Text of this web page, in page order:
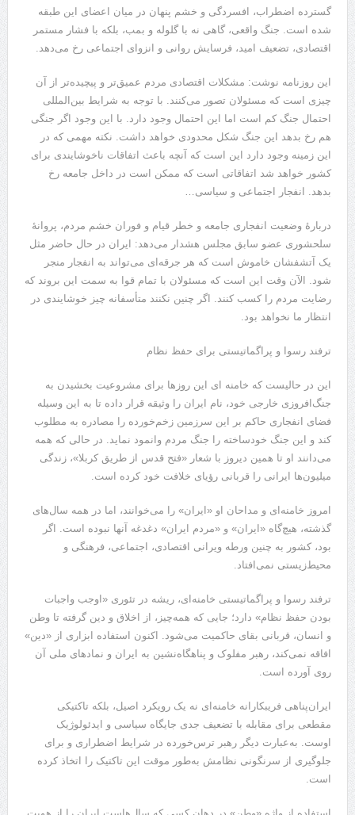
گسترده اضطراب، افسردگی و خشم پنهان در میان اعضای این طبقه
شده است. جنگ واقعی، گاهی نه با گلوله و بمب، بلکه با فشار مستمر
اقتصادی، تضعیف امید، فرسایش روانی و انزوای اجتماعی رخ می‌دهد.
این روزنامه نوشت: مشکلات اقتصادی مردم عمیق‌تر و پیچیده‌تر از آن
چیزی است که مسئولان تصور می‌کنند. با توجه به شرایط بین‌المللی
احتمال جنگ کم است اما این احتمال وجود دارد. با این وجود اگر جنگی
هم رخ بدهد این جنگ شکل محدودی خواهد داشت. نکته مهمی که در
این زمینه وجود دارد این است که آنچه باعث اتفاقات ناخوشایندی برای
کشور خواهد شد اتفاقاتی است که ممکن است در داخل جامعه رخ
بدهد. انفجار اجتماعی و سیاسی…
دربارهٔ وضعیت انفجاری جامعه و خطر قیام و فوران خشم مردم، پروانهٔ
سلحشوری عضو سابق مجلس هشدار می‌دهد: ایران در حال حاضر مثل
یک آتشفشان خاموش است که هر جرقه‌ای می‌تواند به انفجار منجر
شود. الآن وقت این است که مسئولان با تمام قوا به سمت این بروند که
رضایت مردم را کسب کنند. اگر چنین نکنند متأسفانه چیز خوشایندی در
انتظار ما نخواهد بود.
ترفند رسوا و پراگماتیستی برای حفظ نظام
این در حالیست که خامنه ای این روزها برای مشروعیت بخشیدن به
جنگ‌افروزی خارجی خود، نام ایران را وثیقه قرار داده تا به‌ این وسیله
فضای انفجاری حاکم بر این سرزمین زخم‌خورده را مصادره به مطلوب
کند و این جنگ خودساخته را جنگ مردم وانمود نماید. در حالی که همه
می‌دانند او تا همین دیروز با شعار «فتح قدس از طریق کربلا»، زندگی
میلیون‌ها ایرانی را قربانی رؤیای خلافت خود کرده است.
امروز خامنه‌ای و مداحان او «ایران» را می‌خوانند، اما در همه‌ سال‌های
گذشته، هیچ‌گاه «ایران» و «مردم ایران» دغدغه‌ آنها نبوده است. اگر
بود، کشور به چنین ورطه‌ ویرانی اقتصادی، اجتماعی، فرهنگی و
محیط‌زیستی نمی‌افتاد.
ترفند رسوا و پراگماتیستی خامنه‌ای، ریشه در تئوری «اوجب واجبات
بودن حفظ نظام» دارد؛ جایی که همه‌چیز، از اخلاق و دین گرفته تا وطن
و انسان، قربانی بقای حاکمیت می‌شود. اکنون استفاده ابزاری از «دین»
افاقه نمی‌کند، رهبر مفلوک و پناهگاه‌نشین به ایران و نمادهای ملی آن
روی آورده است.
ایران‌پناهی فریبکارانه خامنه‌ای نه یک رویکرد اصیل، بلکه تاکتیکی
مقطعی برای مقابله با تضعیف جدی جایگاه سیاسی و ایدئولوژیک
اوست. به‌عبارت دیگر رهبر ترس‌خورده در شرایط اضطراری و برای
جلوگیری از سرنگونی نظامش به‌طور موقت این تاکتیک را اتخاذ کرده
است.